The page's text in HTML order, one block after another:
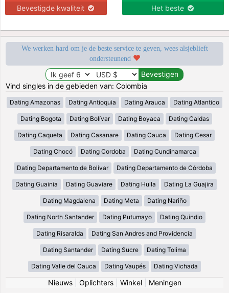
Bevestigde kwaliteit Het beste
We werken hard om je de beste service te geven, wees alsjeblieft
ondersteunend
Vind singles in de gebieden van: Colombia
Dating Amazonas Dating Antioquia Dating Arauca Dating Atlantico
Dating Bogota Dating Bolívar Dating Boyaca Dating Caldas
Dating Caqueta Dating Casanare Dating Cauca Dating Cesar
Dating Chocó Dating Cordoba Dating Cundinamarca
Dating Departamento de Bolívar Dating Departamento de Córdoba
Dating Guainia Dating Guaviare Dating Huila Dating La Guajira
Dating Magdalena Dating Meta Dating Nariño
Dating North Santander Dating Putumayo Dating Quindio
Dating Risaralda Dating San Andres and Providencia
Dating Santander Dating Sucre Dating Tolima
Dating Valle del Cauca Dating Vaupés Dating Vichada
Nieuws| Oplichters| Winkel| Meningen